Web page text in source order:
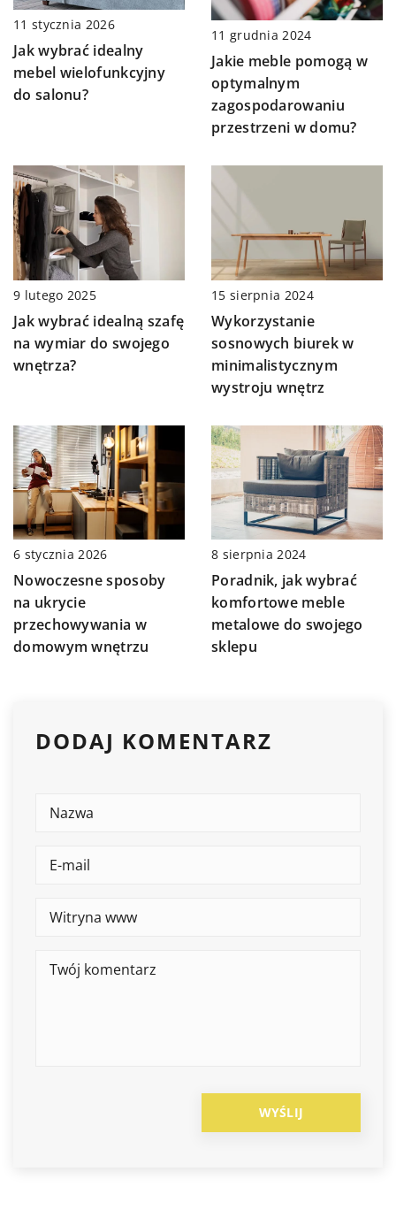
11 stycznia 2026
Jak wybrać idealny
mebel wielofunkcyjny
do salonu?
11 grudnia 2024
Jakie meble pomogą w
optymalnym
zagospodarowaniu
przestrzeni w domu?
9 lutego 2025
Jak wybrać idealną szafę
na wymiar do swojego
wnętrza?
15 sierpnia 2024
Wykorzystanie
sosnowych biurek w
minimalistycznym
wystroju wnętrz
6 stycznia 2026
Nowoczesne sposoby
na ukrycie
przechowywania w
domowym wnętrzu
8 sierpnia 2024
Poradnik, jak wybrać
komfortowe meble
metalowe do swojego
sklepu
DODAJ KOMENTARZ